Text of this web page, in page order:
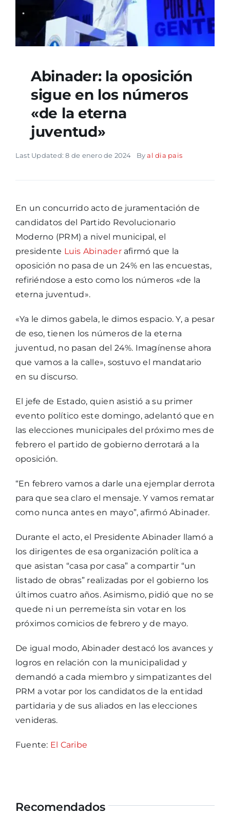
Abinader: la oposición
sigue en los números
«de la eterna
juventud»
Last Updated: 8 de enero de 2024 Byal dia pais
En un concurrido acto de juramentación de
candidatos del Partido Revolucionario
Moderno (PRM) a nivel municipal, el
presidente Luis Abinaderafirmó que la
oposición no pasa de un 24% en las encuestas,
refiriéndose a esto como los números «de la
eterna juventud».
«Ya le dimos gabela, le dimos espacio. Y, a pesar
de eso, tienen los números de la eterna
juventud, no pasan del 24%. Imagínense ahora
que vamos a la calle», sostuvo el mandatario
en su discurso.
El jefe de Estado, quien asistió a su primer
evento político este domingo, adelantó que en
las elecciones municipales del próximo mes de
febrero el partido de gobierno derrotará a la
oposición.
“En febrero vamos a darle una ejemplar derrota
para que sea claro el mensaje. Y vamos rematar
como nunca antes en mayo”, afirmó Abinader.
Durante el acto, el Presidente Abinader llamó a
los dirigentes de esa organización política a
que asistan “casa por casa” a compartir “un
listado de obras” realizadas por el gobierno los
últimos cuatro años. Asimismo, pidió que no se
quede ni un perremeísta sin votar en los
próximos comicios de febrero y de mayo.
De igual modo, Abinader destacó los avances y
logros en relación con la municipalidad y
demandó a cada miembro y simpatizantes del
PRM a votar por los candidatos de la entidad
partidaria y de sus aliados en las elecciones
venideras.
Fuente: El Caribe
Recomendados